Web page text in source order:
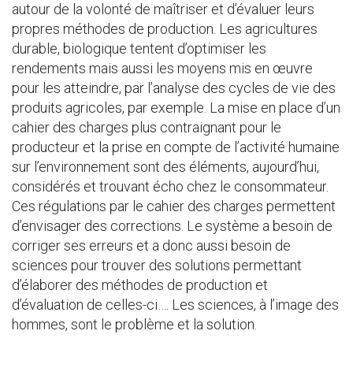
autour de la volonté de maîtriser et d’évaluer leurs
propres méthodes de production. Les agricultures
durable, biologique tentent d’optimiser les
rendements mais aussi les moyens mis en œuvre
pour les atteindre, par l’analyse des cycles de vie des
produits agricoles, par exemple. La mise en place d’un
cahier des charges plus contraignant pour le
producteur et la prise en compte de l’activité humaine
sur l’environnement sont des éléments, aujourd’hui,
considérés et trouvant écho chez le consommateur.
Ces régulations par le cahier des charges permettent
d’envisager des corrections. Le système a besoin de
corriger ses erreurs et a donc aussi besoin de
sciences pour trouver des solutions permettant
d’élaborer des méthodes de production et
d’évaluation de celles-ci…. Les sciences, à l’image des
hommes, sont le problème et la solution.